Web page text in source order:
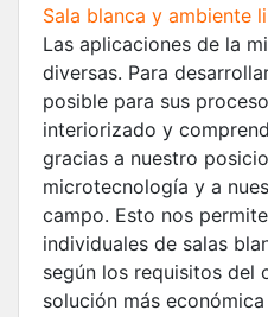
Sala blanca y ambiente
Las aplicaciones de la
diversas. Para
posible para sus
interiorizado y
gracias a nuestro
microtecnología y a
campo. Esto nos
individuales de salas
según los requisitos del
solución más